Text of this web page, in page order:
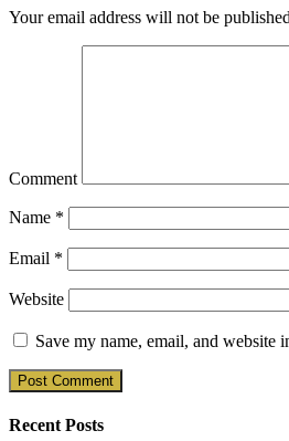
Your email address will not be
Comment
Name *
Email *
Website
Save my name, email, and website
Recent Posts